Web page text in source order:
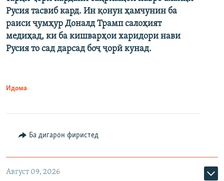
Русия тасвиб кард. Ин қонун ҳамчунин ба
раиси ҷумҳур Доналд Трамп салоҳият
медиҳад, ки ба кишварҳои харидори нави
Русия то сад дарсад боҷ ҷорӣ кунад.
Идома
Ба дигарон фиристед
Август 09, 2026